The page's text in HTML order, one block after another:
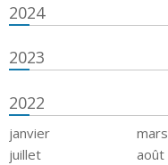
2024
2023
2022
janvier mars
juillet
août